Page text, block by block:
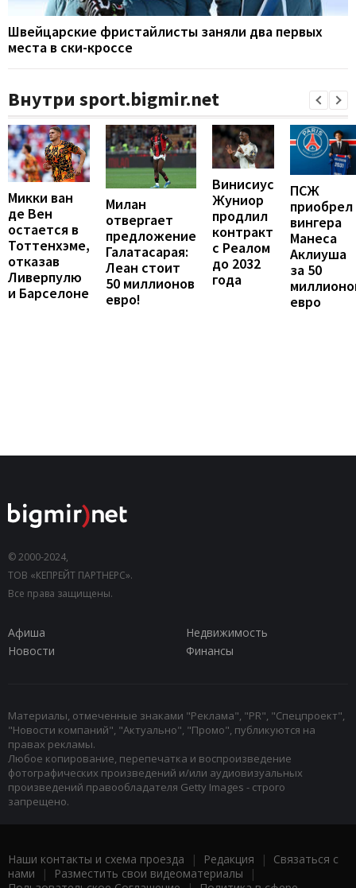
Швейцарские фристайлисты заняли два первых
места в ски-кроссе
Внутри sport.bigmir.net
Микки ван
де Вен
остается в
Тоттенхэме,
отказав
Ливерпулю
и Барселоне
Милан
отвергает
предложение
Галатасарая:
Леан стоит
50 миллионов
евро!
Винисиус
Жуниор
продлил
контракт
с Реалом
до 2032
года
ПСЖ
приобрел
вингера
Манеса
Аклиуша
за 50
евро
© 2000-2024,
ТОВ «КЕПРЕЙТ ПАРТНЕРС».
Все права защищены.
Афиша
Недвижимость
Новости
Финансы
Материалы, отмеченные знаками "Реклама", "PR", "Спецпроект",
"Новости компаний", "Актуально", "Промо", публикуются на
правах рекламы.
Любое копирование, перепечатка и воспроизведение
фотографических произведений и/или аудиовизуальных
произведений правообладателя Getty Images - строго
запрещено.
Наши контакты и схема проезда | Редакция | Связаться с
нами | Разместить свои видеоматериалы |